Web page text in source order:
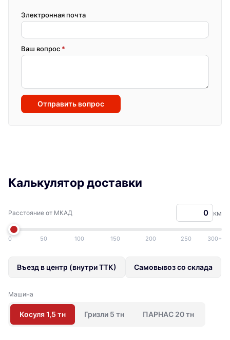
Электронная почта
Ваш вопрос *
Отправить вопрос
Калькулятор доставки
Расстояние от МКАД км
0 50 100 150 200 250 300+
Въезд в центр (внутри ТТК) Самовывоз со склада
Машина
Косуля 1,5 тн Гризли 5 тн ПАРНАС 20 тн